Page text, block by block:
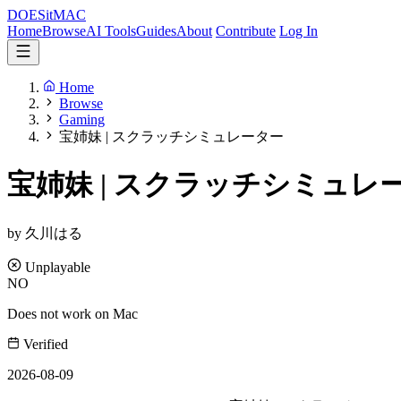
DOESitMAC
HomeBrowseAI ToolsGuidesAbout Contribute Log In
Home
Browse
Gaming
宝姉妹 | スクラッチシミュレーター
宝姉妹 | スクラッチシミュレ
by 久川はる
Unplayable
NO
Does not work on Mac
Verified
2026-08-09